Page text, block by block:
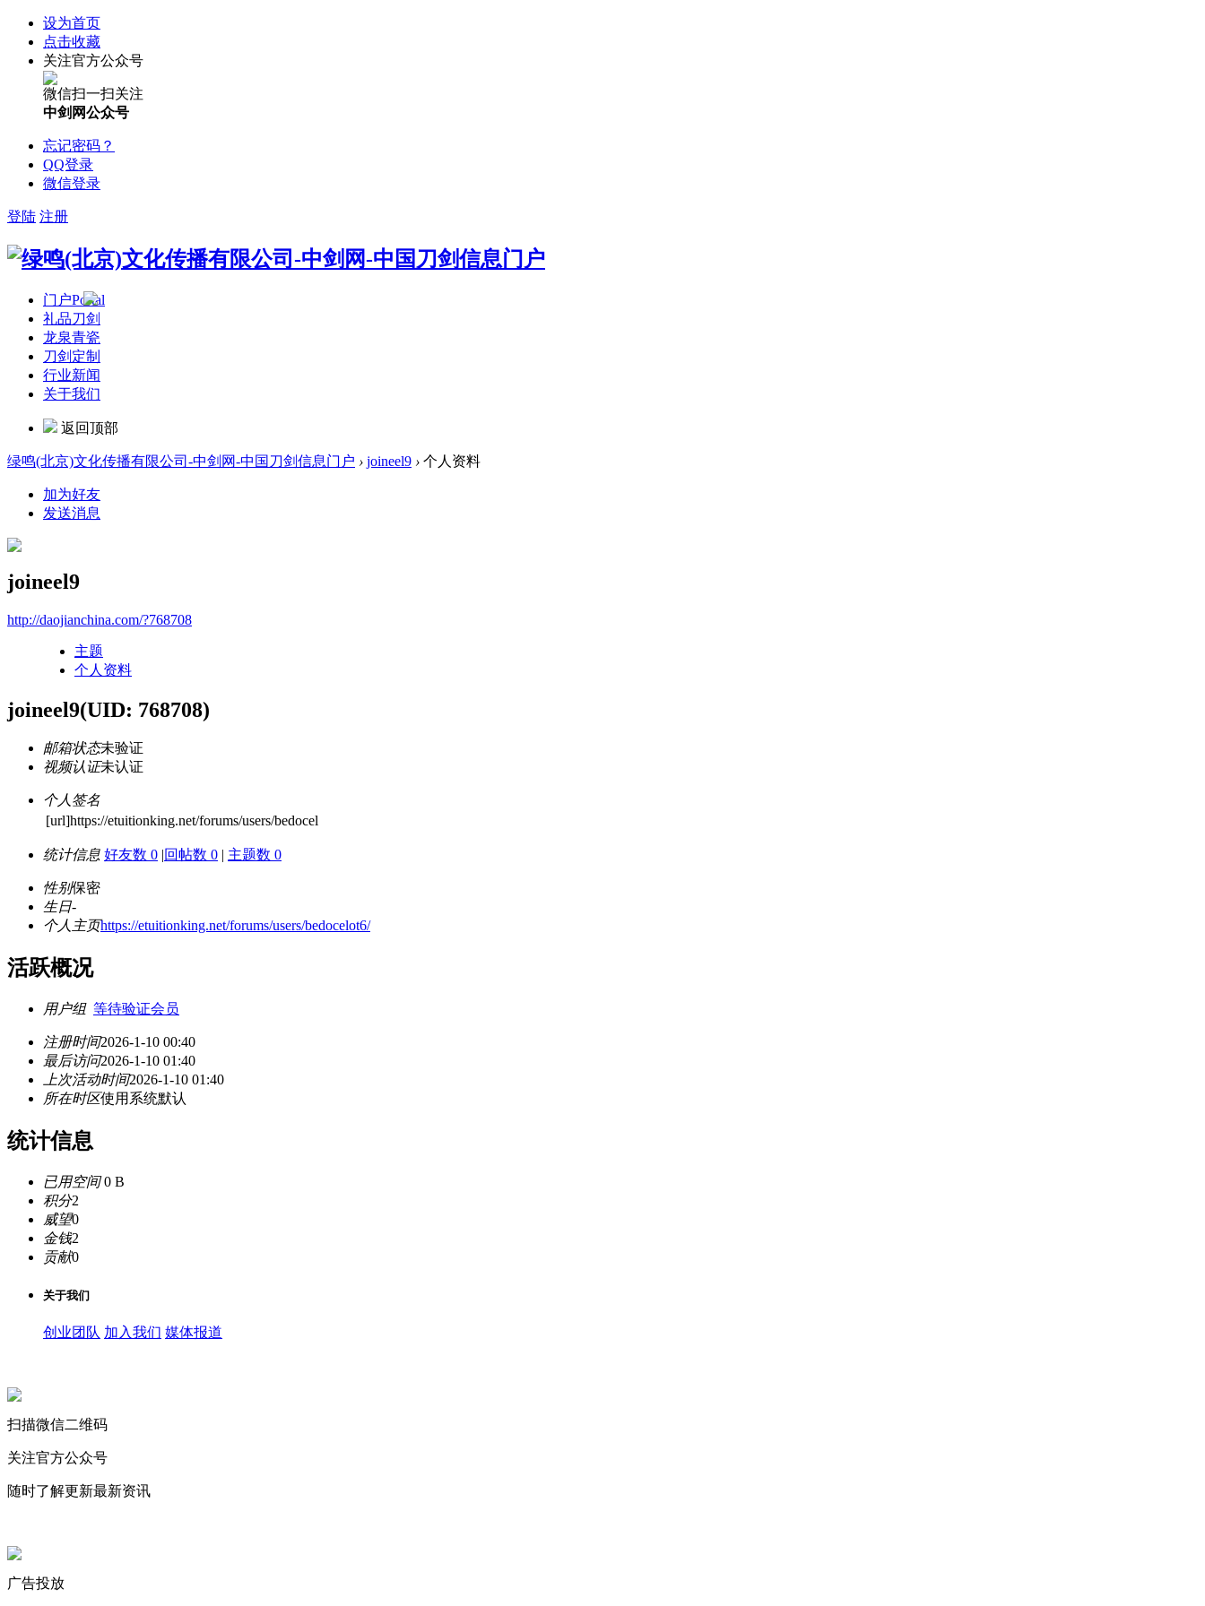
设为首页
点击收藏
关注官方公众号
微信扫一扫关注
中剑网公众号
忘记密码？
QQ登录
微信登录
登陆 注册
门户Portal
礼品刀剑
龙泉青瓷
刀剑定制
行业新闻
关于我们
返回顶部
绿鸣(北京)文化传播有限公司-中剑网-中国刀剑信息门户 › joineel9 › 个人资料
加为好友
发送消息
joineel9
http://daojianchina.com/?768708
主题
个人资料
joineel9(UID: 768708)
邮箱状态未验证
视频认证未认证
个人签名
[url]https://etuitionking.net/forums/users/bedocel
统计信息 好友数 0 |回帖数 0 | 主题数 0
性别保密
生日-
个人主页https://etuitionking.net/forums/users/bedocelot6/
活跃概况
用户组 等待验证会员
注册时间2026-1-10 00:40
最后访问2026-1-10 01:40
上次活动时间2026-1-10 01:40
所在时区使用系统默认
统计信息
已用空间0 B
积分2
威望0
金钱2
贡献0
关于我们
创业团队 加入我们 媒体报道
扫描微信二维码
关注官方公众号
随时了解更新最新资讯
广告投放